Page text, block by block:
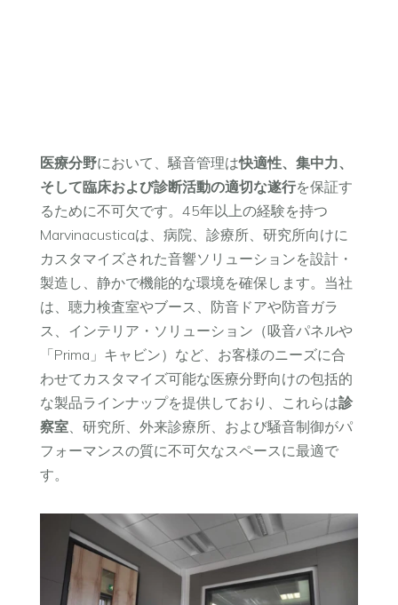
医療分野において、騒音管理は快適性、集中力、
そして臨床および診断活動の適切な遂行を保証す
るために不可欠です。45年以上の経験を持つ
Marvinacusticaは、病院、診療所、研究所向けに
カスタマイズされた音響ソリューションを設計・
製造し、静かで機能的な環境を確保します。当社
は、聴力検査室やブース、防音ドアや防音ガラ
ス、インテリア・ソリューション（吸音パネルや
「Prima」キャビン）など、お客様のニーズに合
わせてカスタマイズ可能な医療分野向けの包括的
な製品ラインナップを提供しており、これらは診
察室、研究所、外来診療所、および騒音制御がパ
フォーマンスの質に不可欠なスペースに最適で
す。